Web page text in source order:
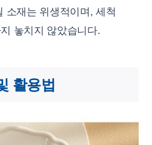
소재는 위생적이며, 세척
놓치지 않았습니다.
활용법